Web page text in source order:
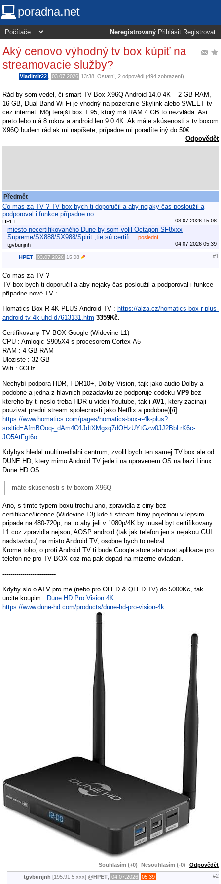
poradna.net
Neregistrovaný Přihlásit Registrovat
Aký cenovo výhodný tv box kúpiť na
streamovacie služby?
Vladimir22 03.07.2026 13:38 Ostatní , 2 odpovědi (494 zobrazení)
Rád by som vedel, či smart TV Box X96Q Android 14.0 4K – 2 GB RAM,
16 GB, Dual Band Wi-Fi je vhodný na pozeranie Skylink alebo SWEET tv
cez internet. Môj terajší box T 95, ktorý má RAM 4 GB to nezvláda. Asi
preto lebo má 8 rokov a android len 9.0 4K. Ak máte skúsenosti s tv boxom
X96Q budem rád ak mi napíšete, prípadne mi poradíte iný do 50€.
Odpovědět
Předmět
Co mas za TV ? TV box bych ti doporučil a aby nejaky čas posloužil a
podporoval i funkce případne no…
HPET 03.07.2026 15:08
miesto necertifikovaného Dune by som volil Octagon SF8xxx
Supreme/SX888/SX988/Spirit ,tie sú certifi…
poslední
tgvbunjnh
04.07.2026 05:39
HPET 03.07.2026 15:08 #1
Co mas za TV ?
TV box bych ti doporučil a aby nejaky čas posloužil a podporoval i funkce
případne nové TV :
Homatics Box R 4K PLUS Android TV : https://alza.cz/homatics-box-r-plus-
android-tv-4k-uhd-d7613131.htm 3359Kč.
Certifikovany TV BOX Google (Widevine L1)
CPU : Amlogic S905X4 s procesorem Cortex-A5
RAM : 4 GB RAM
Uloziste : 32 GB
Wifi : 6GHz
Nechybí podpora HDR, HDR10+, Dolby Vision, tajk jako audio Dolby a
podobne a jedna z hlavnich pozadavku ze podporuje codeku VP9 bez
ktereho by ti neslo treba HDR u videii Youtube, tak i AV1 , ktery zacinaji
pouzivat predni stream spolecnosti jako Netflix a podobne)[/i]
https://www.homatics.com/pages/homatics-box-r-4k-plus?
srsltid=AfmBOoq-_dAm4O1JdtXMgxq7dOHzUYtGzw0JJ2BbLrK6c-
JO5AtFgt6o
Kdybys hledal multimedialni centrum, zvolil bych ten samej TV box ale od
DUNE HD, ktery mimo Android TV jede i na upravenem OS na bazi Linux :
Dune HD OS.
máte skúsenosti s tv boxom X96Q
Ano, s timto typem boxu trochu ano, zpravidla z ciny bez
certifikace/licence (Widevine L3) kde ti stream filmy pojednou v lepsim
pripade na 480-720p, na to aby jeli v 1080p/4K by musel byt certifikovany
L1 coz zpravidla nejsou, AOSP android (tak jak telefon jen s nejakou GUI
nadstavbou) na misto Android TV, osobne bych to nebral .
Krome toho, o proti Android TV ti bude Google store stahovat aplikace pro
telefon ne pro TV BOX coz ma pak dopad na mizerne ovladani.
---------------------------
Kdyby slo o ATV pro me (nebo pro OLED & QLED TV) do 5000Kc, tak
urcite koupim : Dune HD Pro Vision 4K
https://www.dune-hd.com/products/dune-hd-pro-vision-4k
Souhlasím (+0) Nesouhlasím (-0) Odpovědět
tgvbunjnh [195.91.5.xxx] @HPET 04.07.2026 05:39 #2